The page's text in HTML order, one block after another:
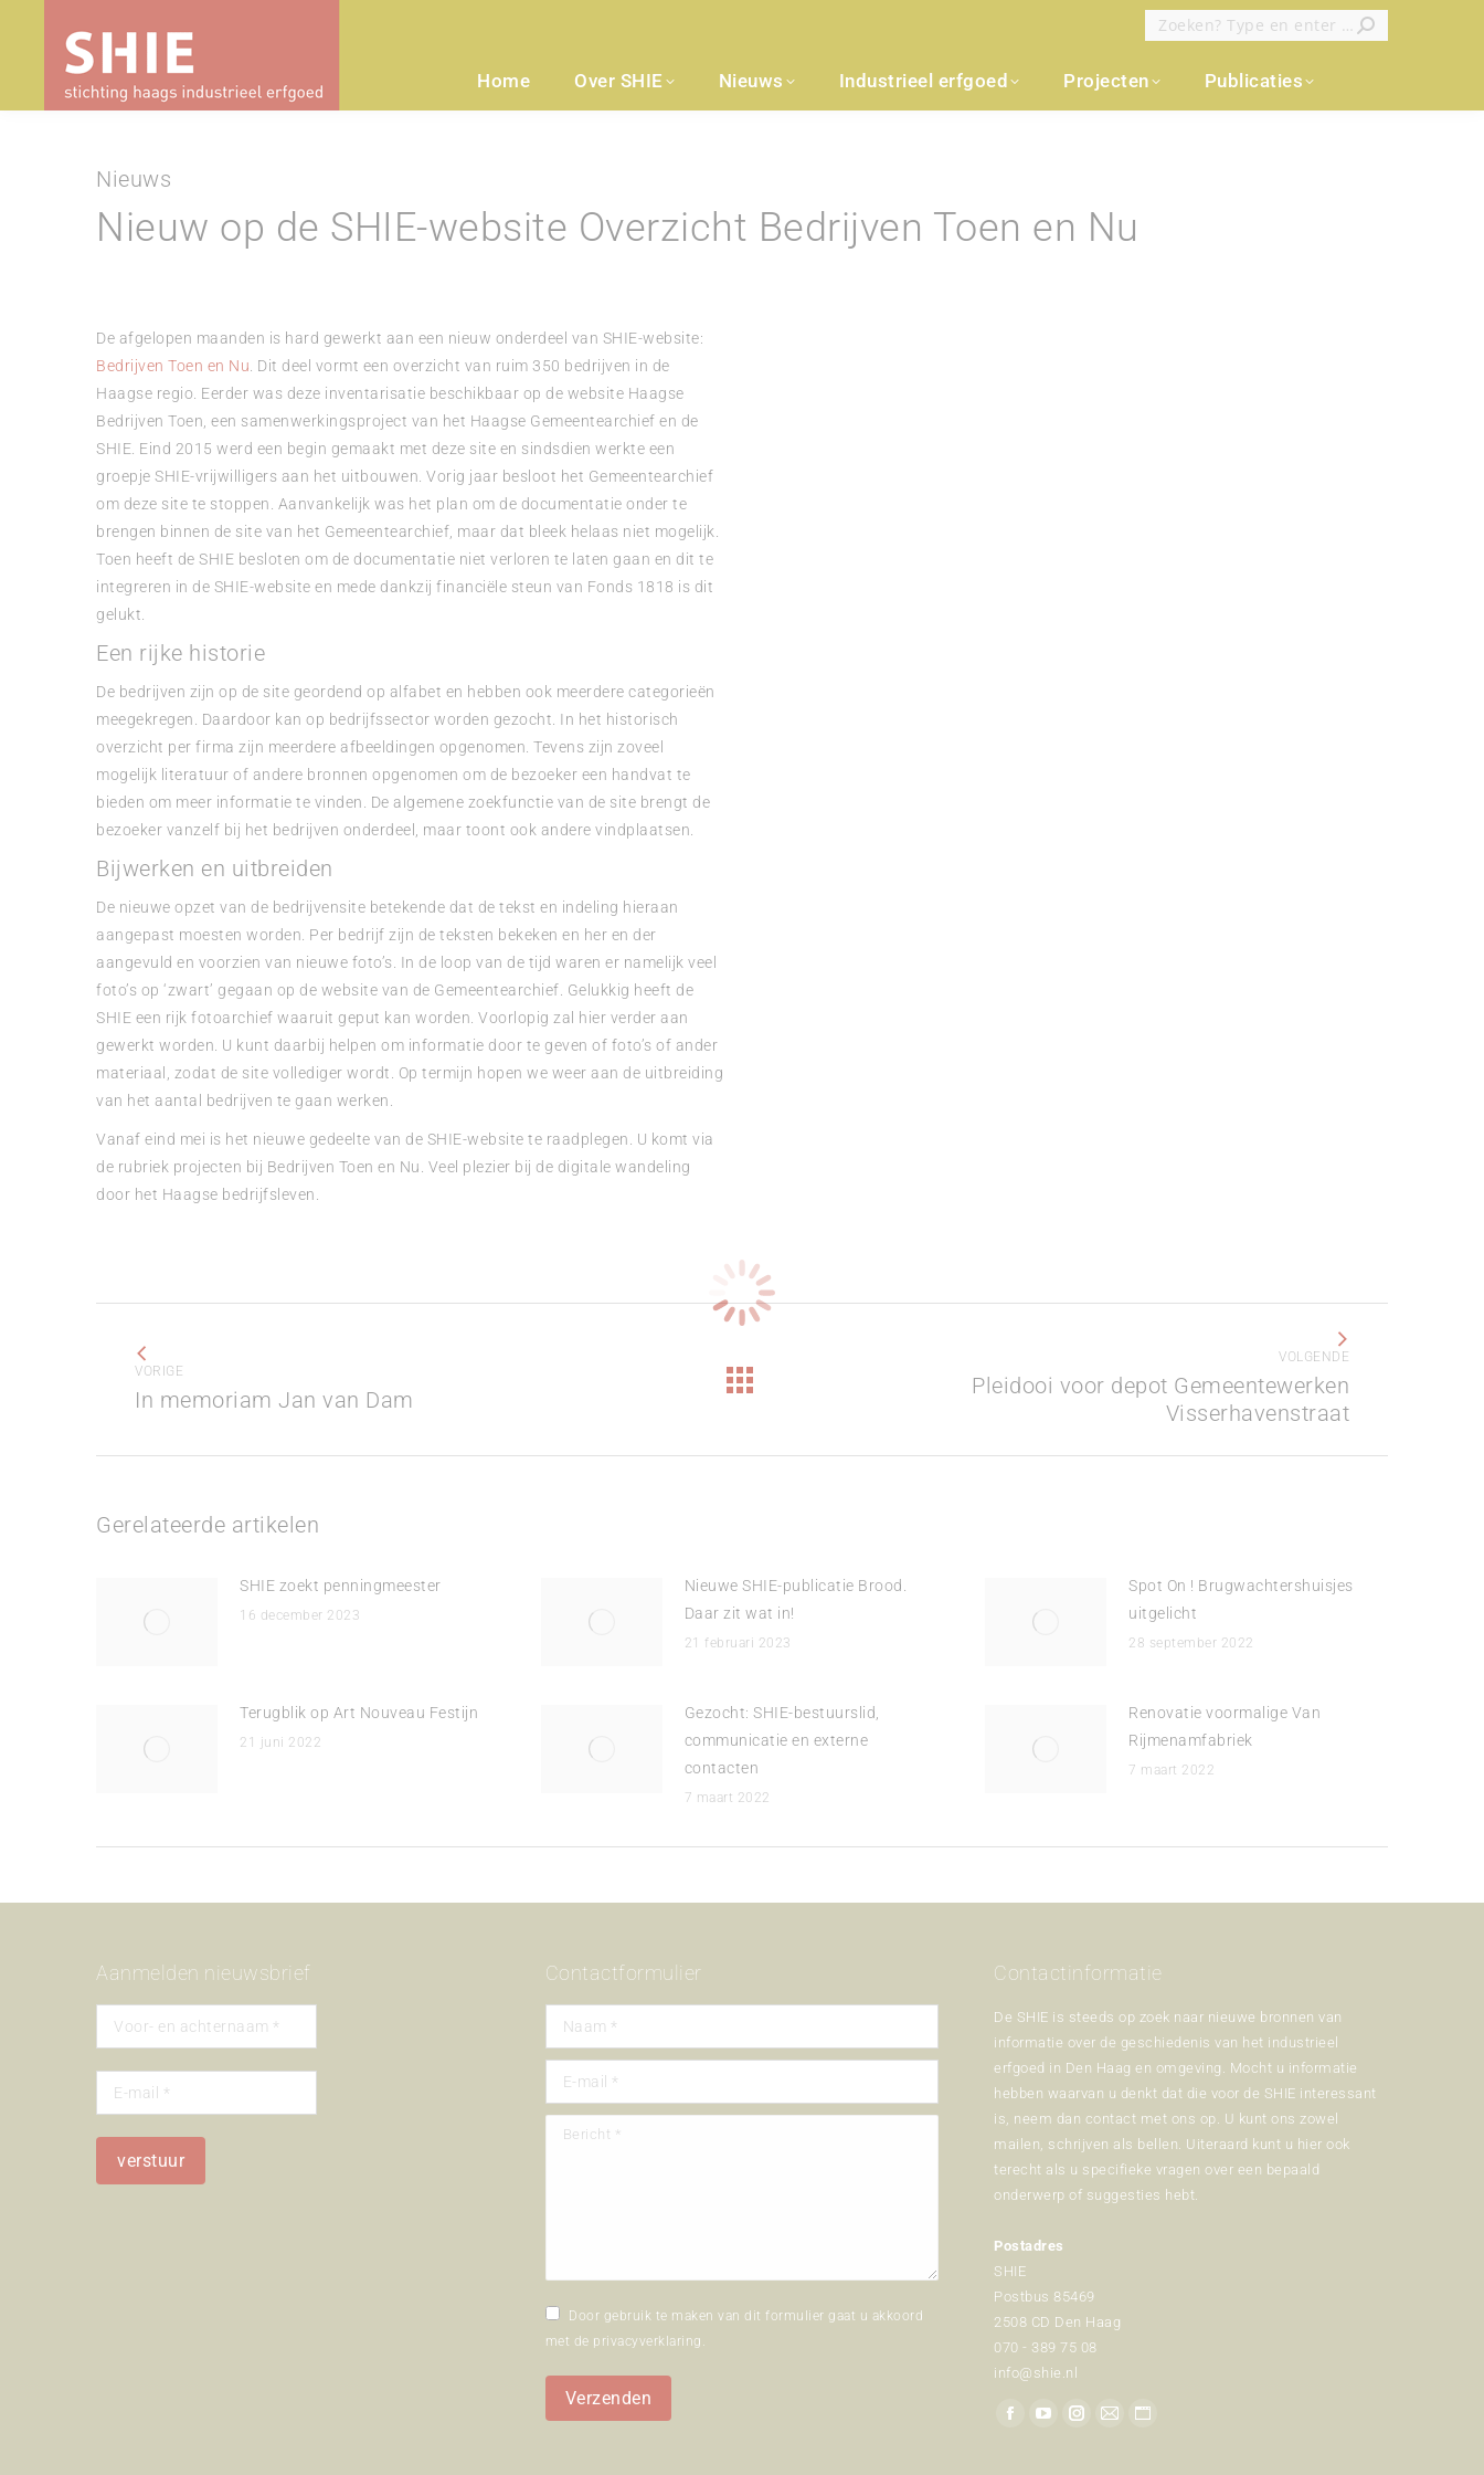
Zoeken:
Home Over SHIE Nieuws Industrieel erfgoed Projecten Publicaties
Nieuws
Nieuw op de SHIE-website Overzicht Bedrijven Toen en Nu
De afgelopen maanden is hard gewerkt aan een nieuw onderdeel van SHIE-website:
Bedrijven Toen en Nu . Dit deel vormt een overzicht van ruim 350 bedrijven in de
Haagse regio. Eerder was deze inventarisatie beschikbaar op de website Haagse
Bedrijven Toen, een samenwerkingsproject van het Haagse Gemeentearchief en de
SHIE. Eind 2015 werd een begin gemaakt met deze site en sindsdien werkte een
groepje SHIE-vrijwilligers aan het uitbouwen. Vorig jaar besloot het Gemeentearchief
om deze site te stoppen. Aanvankelijk was het plan om de documentatie onder te
brengen binnen de site van het Gemeentearchief, maar dat bleek helaas niet mogelijk.
Toen heeft de SHIE besloten om de documentatie niet verloren te laten gaan en dit te
integreren in de SHIE-website en mede dankzij financiële steun van Fonds 1818 is dit
gelukt.
Een rijke historie
De bedrijven zijn op de site geordend op alfabet en hebben ook meerdere categorieën
meegekregen. Daardoor kan op bedrijfssector worden gezocht. In het historisch
overzicht per firma zijn meerdere afbeeldingen opgenomen. Tevens zijn zoveel
mogelijk literatuur of andere bronnen opgenomen om de bezoeker een handvat te
bieden om meer informatie te vinden. De algemene zoekfunctie van de site brengt de
bezoeker vanzelf bij het bedrijven onderdeel, maar toont ook andere vindplaatsen.
Bijwerken en uitbreiden
De nieuwe opzet van de bedrijvensite betekende dat de tekst en indeling hieraan
aangepast moesten worden. Per bedrijf zijn de teksten bekeken en her en der
aangevuld en voorzien van nieuwe foto’s. In de loop van de tijd waren er namelijk veel
foto’s op ‘zwart’ gegaan op de website van de Gemeentearchief. Gelukkig heeft de
SHIE een rijk fotoarchief waaruit geput kan worden. Voorlopig zal hier verder aan
gewerkt worden. U kunt daarbij helpen om informatie door te geven of foto’s of ander
materiaal, zodat de site vollediger wordt. Op termijn hopen we weer aan de uitbreiding
van het aantal bedrijven te gaan werken.
Vanaf eind mei is het nieuwe gedeelte van de SHIE-website te raadplegen. U komt via
de rubriek projecten bij Bedrijven Toen en Nu. Veel plezier bij de digitale wandeling
door het Haagse bedrijfsleven.
navigatie
VORIGE
Vorig
In memoriam Jan van Dam
VOLGENDE
Pleidooi voor depot Gemeentewerken
Visserhavenstraat
Gerelateerde artikelen
SHIE zoekt penningmeester
16 december 2023
Nieuwe SHIE-publicatie Brood.
Daar zit wat in!
21 februari 2023
Spot On ! Brugwachtershuisjes
uitgelicht
28 september 2022
Terugblik op Art Nouveau Festijn
21 juni 2022
Gezocht: SHIE-bestuurslid,
communicatie en externe
contacten
7 maart 2022
Renovatie voormalige Van
Rijmenamfabriek
7 maart 2022
Aanmelden nieuwsbrief Contactformulier
Naam *
E-mail *
Bericht *
Door gebruik te maken van dit formulier gaat u akkoord
met de privacyverklaring .
Verzenden
Contactinformatie
De SHIE is steeds op zoek naar nieuwe bronnen van
informatie over de geschiedenis van het industrieel
erfgoed in Den Haag en omgeving. Mocht u informatie
hebben waarvan u denkt dat die voor de SHIE interessant
is, neem dan contact met ons op. U kunt ons zowel
mailen, schrijven als bellen. Uiteraard kunt u hier ook
terecht als u specifieke vragen over een bepaald
onderwerp of suggesties hebt.
Postadres
SHIE
Postbus 85469
2508 CD Den Haag
070 - 389 75 08
info@shie.nl
Vind ons op:
FacebookYouTubeInstagram
Mail Website